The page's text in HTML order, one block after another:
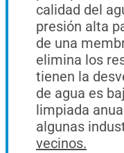
calidad del
presión alta
de una
elimina los
tienen la
de agua es
limpiada
algunas
vecinos.